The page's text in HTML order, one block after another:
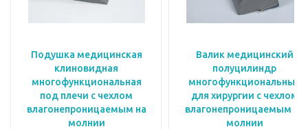
Подушка медицинская
клиновидная
многофункциональная
под плечи с чехлом
влагонепроницаемым на
молнии
Валик медицинский
полуцилиндр
многофункциональный
для хирургии с чехлом
влагонепроницаемым на
молнии